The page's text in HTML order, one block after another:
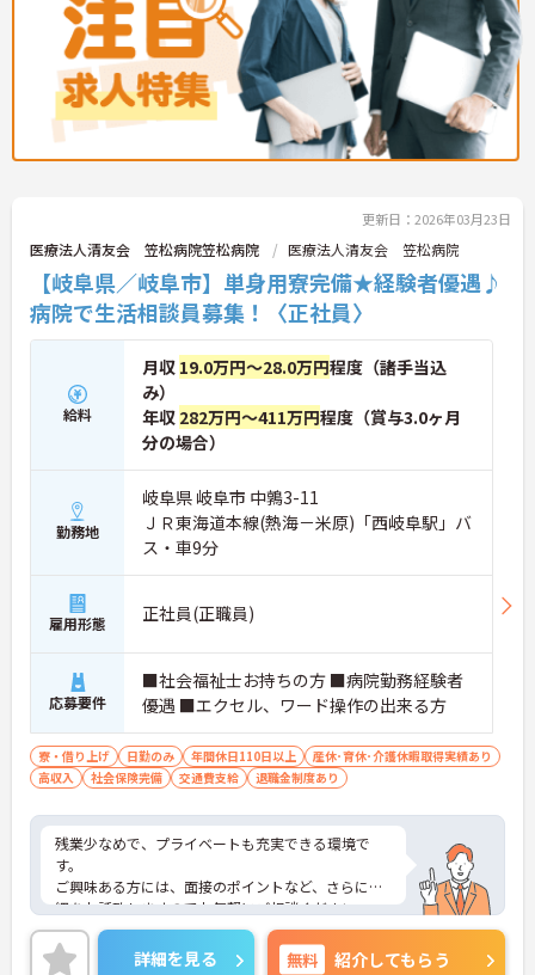
更新日：2026年03月23日
医療法人清友会 笠松病院笠松病院 医療法人清友会 笠松病院
【岐阜県／岐阜市】単身用寮完備★経験者優遇♪
病院で生活相談員募集！〈正社員〉
給料
月収 19.0万円～28.0万円程度（諸手当込
み）
年収 282万円～411万円程度（賞与3.0ヶ月
分の場合）
勤務地
岐阜県 岐阜市 中鶉3-11
ＪＲ東海道本線(熱海－米原)「西岐阜駅」バ
ス・車9分
雇用形態 正社員(正職員)
応募要件
■社会福祉士お持ちの方 ■病院勤務経験者
優遇 ■エクセル、ワード操作の出来る方
寮・借り上げ 日勤のみ 年間休日110日以上
産休･育休･介護休暇取得実績あり
高収入
社会保険完備 交通費支給 退職金制度あり
残業少なめで、プライベートも充実できる環境で
す。
ご興味ある方には、面接のポイントなど、さらに詳
細をお話致しますのでお気軽にご相談ください。
詳細を見る 無料 紹介してもらう